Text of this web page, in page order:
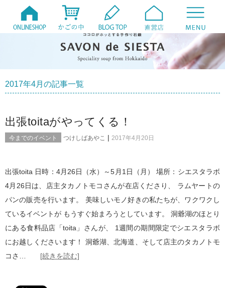
2017年4月の記事一覧
出張toitaがやってくる！
今までのイベント つけしばあやこ | 2017年4月20日
出張toita 日時：4月26日（水）～5月1日（月） 場所：シエスタラボ
4月26日は、店主タカノトモコさんが在店くださり、 ラムヤートの
パンの販売を行います。 美味しいモノ好きの私たちが、ワクワクし
ているイベントが もうすぐ始まろうとしています。 洞爺湖のほとり
にある食料品店「toita」さんが、 1週間の期間限定でシエスタラボ
にお越しくださいます！ 洞爺湖、北海道、そして店主のタカノトモ
コさ… [続きを読む]